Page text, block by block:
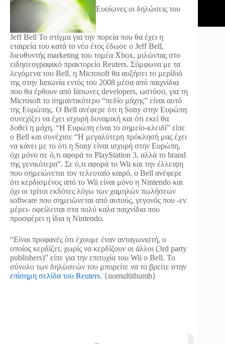
Ευοίωνες οι δηλώσεις του
Jeff Bell To στίγμα για την πορεία που θα έχει η
εταιρεία του κατά το νέο έτος έδωσε ο Jeff Bell,
διευθυντής marketing του τομέα Xbox, μιλώντας στο
ειδησεογραφικό πρακτορείο Reuters. Σύμφωνα με τα
λεγόμενα του Bell, η Microsoft θα αυξήσει το μερίδιό
της στην Ιαπωνία εντός του 2008 μέσα από παιχνίδια
που θα έρθουν από Ιάπωνες developers, ωστόσο, για τη
Microsoft το σημαντικότερο “πεδίο μάχης” είναι αυτό
της Ευρώπης. Ο Bell ανέφερε ότι η Sony στην Ευρώπη
συνεχίζει να έχει ισχυρή δυναμική και ότι εκεί θα
δοθεί η μάχη. “Η Ευρώπη είναι το σημείο-κλειδί” είπε
ο Bell και συνέχισε “Η μεγαλύτερη πρόκλησή μας έχει
να κάνει με το ότι η Sony είναι ισχυρή στην Ευρώπη,
όχι μόνο σε ό,τι αφορά το PlayStation 3, αλλά το brand
της γενικότερα”. Σε ό,τι αφορά το Wii και την έλλειψη
που σημειώνεται τον τελευταίο καιρό, o Bell ανέφερε
ότι κερδισμένος από το Wii είναι μόνο η Nintendo και
όχι οι τρίτοι εκδότες λόγω των χαμηλών πωλήσεων
software που σημειώνεται από αυτούς, γεγονός που -εν
μέρει- οφείλειται στα πολύ καλα παιχνίδια που
προσφέρει η ίδια η Nintendo.
“Είναι προφανές ότι έχουμε έναν ανταγωνιστή, ο
οποίος κερδίζει, χωρίς να κερδίζουν οι άλλοι (3rd party
publishers)” είπε για την επιτυχία του Wii ο Bell. To
σύνολο των δηλώσεών του μπορείτε να το βρείτε στην
επίσημη σελίδα του Reuters. {nomultithumb}